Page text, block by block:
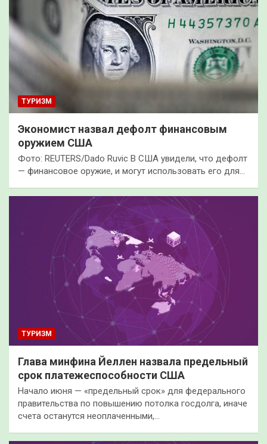
ТУРИЗМ
Экономист назвал дефолт финансовым
оружием США
Фото: REUTERS/Dado Ruvic В США увидели, что дефолт
— финансовое оружие, и могут использовать его для…
ТУРИЗМ
Глава минфина Йеллен назвала предельный
срок платежеспособности США
Начало июня — «предельный срок» для федерального
правительства по повышению потолка госдолга, иначе
счета останутся неоплаченными,…